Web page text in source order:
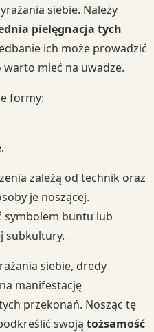
siebie. Należy
pielęgnacja tych
ich może prowadzić
mieć na uwadze.
formy:
zależą od technik oraz
je noszącej.
symbolem buntu lub
subkultury.
siebie, dredy
manifestację
przekonań. Nosząc tę
swoją tożsamość